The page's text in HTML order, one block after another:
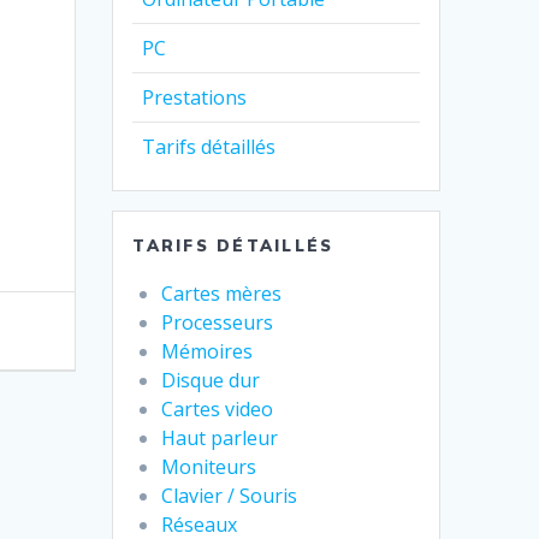
PC
Prestations
Tarifs détaillés
TARIFS DÉTAILLÉS
Cartes mères
Processeurs
Mémoires
Disque dur
Cartes video
Haut parleur
Moniteurs
Clavier / Souris
Réseaux